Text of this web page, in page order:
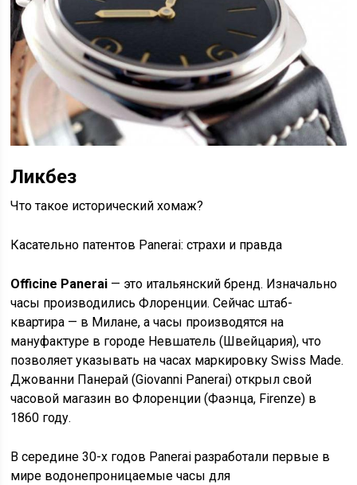
Ликбез
Что такое исторический хомаж?
Касательно патентов Panerai: страхи и правда
Officine Panerai — это итальянский бренд. Изначально
часы производились Флоренции. Сейчас штаб-
квартира — в Милане, а часы производятся на
мануфактуре в городе Невшатель (Швейцария), что
позволяет указывать на часах маркировку Swiss Made.
Джованни Панерай (Giovanni Panerai) открыл свой
часовой магазин во Флоренции (Фаэнца, Firenze) в
1860 году.
В середине 30-х годов Panerai разработали первые в
мире водонепроницаемые часы для